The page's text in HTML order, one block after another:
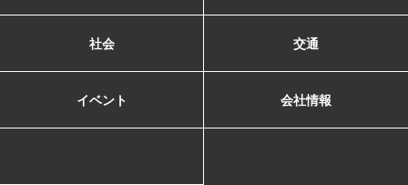
社会 交通
イベント 会社情報